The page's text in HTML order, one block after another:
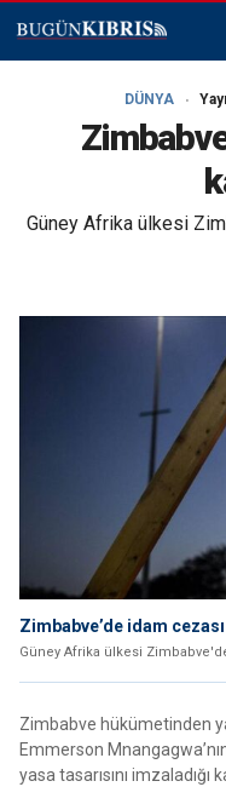
DÜNYA
Güney Afrika ülkesi
Zimbabve’de idam cezası
Güney Afrika ülkesi
Zimbabve hükümetinden
Emmerson
yasa tasarısını imzaladığı